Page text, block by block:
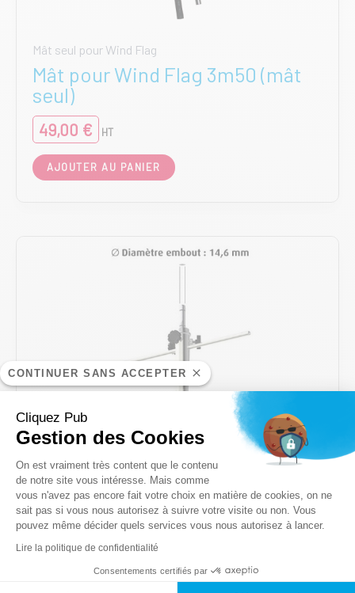
CONTINUER SANS ACCEPTER
Cliquez Pub
Gestion des Cookies
Plateforme de Gestion du
On est vraiment très content que le contenu
de notre site vous intéresse. Mais comme
vous n'avez pas encore fait votre choix en matière de cookies, on ne
sait pas si vous nous autorisez à suivre votre visite ou non. Vous
pouvez même décider quels services vous nous autorisez à lancer.
Lire la politique de confidentialité
Consentements certifiés par
Axeptio consent
Mât seul pour Wind Flag
Mât pour Wind Flag 3m50 (mât
seul)
49,00 € HT
AJOUTER AU PANIER
Pièces détachées FLYING FLAG